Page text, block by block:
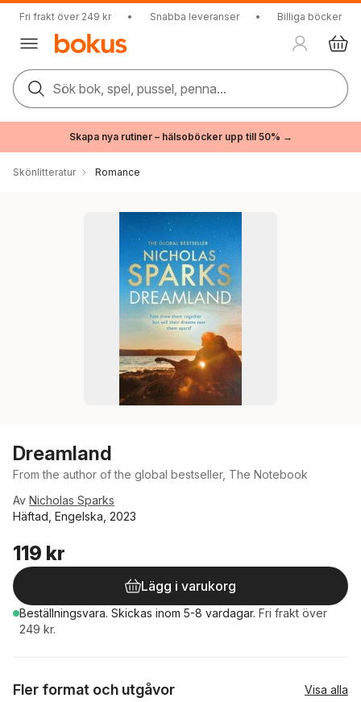
Fri frakt över 249 kr • Snabba leveranser • Billiga böcker
Sök bok, spel, pussel, penna...
Skapa nya rutiner – hälsoböcker upp till 50% →
Skönlitteratur Romance
Dreamland
From the author of the global bestseller, The Notebook
Av Nicholas Sparks
Häftad, Engelska, 2023
119 kr
Lägg i varukorg
Beställningsvara. Skickas inom 5-8 vardagar. Fri frakt över
249 kr.
Fler format och utgåvor Visa alla